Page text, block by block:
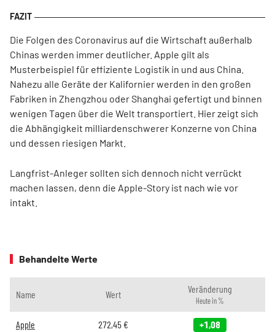
Die Folgen des Coronavirus auf die Wirtschaft außerhalb
Chinas werden immer deutlicher. Apple gilt als
Musterbeispiel für effiziente Logistik in und aus China.
Nahezu alle Geräte der Kalifornier werden in den großen
Fabriken in Zhengzhou oder Shanghai gefertigt und binnen
wenigen Tagen über die Welt transportiert. Hier zeigt sich
die Abhängigkeit milliardenschwerer Konzerne von China
und dessen riesigen Markt.
Langfrist-Anleger sollten sich dennoch nicht verrückt
machen lassen, denn die Apple-Story ist nach wie vor
intakt.
Behandelte Werte
Name Wert Veränderung
Heute in %
Apple 272,45 € +1,08